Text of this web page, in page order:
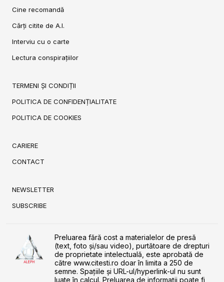
Cine recomandă
Cărți citite de A.I.
Interviu cu o carte
Lectura conspirațiilor
TERMENI ȘI CONDIȚII
POLITICA DE CONFIDENȚIALITATE
POLITICA DE COOKIES
CARIERE
CONTACT
NEWSLETTER
SUBSCRIBE
Preluarea fără cost a materialelor de presă
(text, foto și/sau video), purtătoare de drepturi
de proprietate intelectuală, este aprobată de
către www.citesti.ro doar în limita a 250 de
semne. Spaţiile şi URL-ul/hyperlink-ul nu sunt
luate în calcul. Preluarea de informaţii poate fi